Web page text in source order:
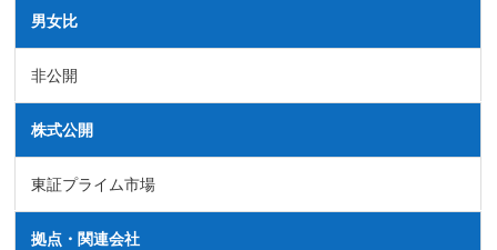
男女比
非公開
株式公開
東証プライム市場
拠点・関連会社